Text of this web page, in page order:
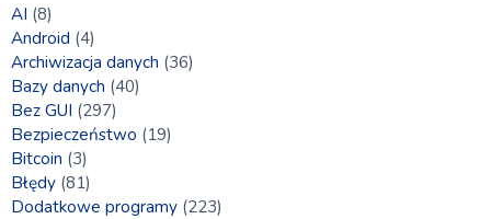
AI (8)
Android (4)
Archiwizacja danych (36)
Bazy danych (40)
Bez GUI (297)
Bezpieczeństwo (19)
Bitcoin (3)
Błędy (81)
Dodatkowe programy (223)